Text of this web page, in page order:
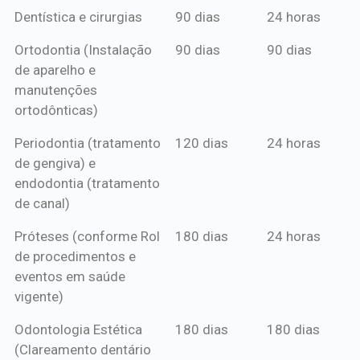
Dentística e cirurgias 90 dias 24 horas
Ortodontia (Instalação
de aparelho e
manutenções
ortodônticas)
90 dias 90 dias
Periodontia (tratamento
de gengiva) e
endodontia (tratamento
de canal)
120 dias 24 horas
Próteses (conforme Rol
de procedimentos e
eventos em saúde
vigente)
180 dias 24 horas
Odontologia Estética
(Clareamento dentário
180 dias 180 dias